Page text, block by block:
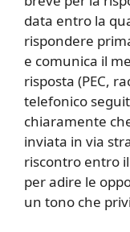
data entro la
rispondere
e comunica il
risposta (PEC,
telefonico
chiaramente
inviata in via
riscontro entro
per adire le
un tono che